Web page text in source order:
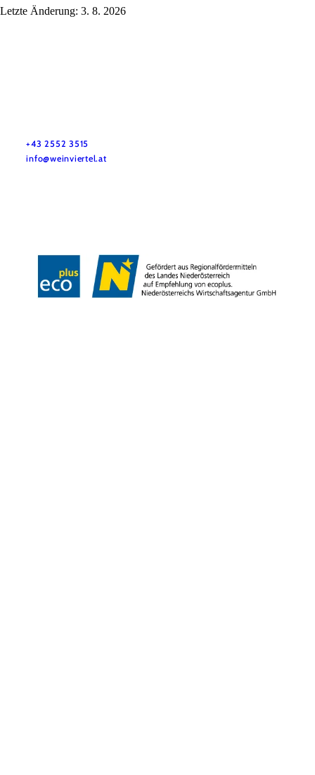
Letzte Änderung: 3. 8. 2026
+43 2552 3515
info@weinviertel.at